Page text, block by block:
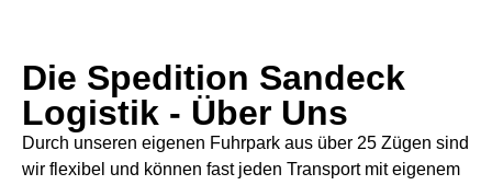
Die Spedition Sandeck
Logistik - Über Uns
Durch unseren eigenen Fuhrpark aus über 25 Zügen sind
wir flexibel und können fast jeden Transport mit eigenem